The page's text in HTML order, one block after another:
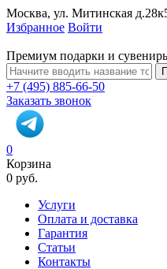
Москва, ул. Митинская
Избранное Войти
Премиум подарки и
+7 (495) 885-66-50
Заказать звонок
0
Корзина
0 руб.
Услуги
Оплата и доставка
Гарантия
Статьи
Контакты